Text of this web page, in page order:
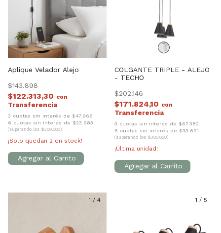
Aplique Velador Alejo
$143.898
$122.313,30 con
3 cuotas sin interés de $47.966
6 cuotas sin interés de $23.983
(superando los $300.000)
¡Solo quedan 2 en stock!
COLGANTE TRIPLE - ALEJO
- TECHO
$202.146
$171.824,10 con
3 cuotas sin interés de $67.382
6 cuotas sin interés de $33.691
(superando los $300.000)
¡Última unidad!
1 / 4 1 / 5